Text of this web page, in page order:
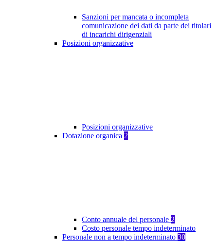
Sanzioni per mancata o incompleta
comunicazione dei dati da parte dei titolari
di incarichi dirigenziali
Posizioni organizzative
Posizioni organizzative
Dotazione organica 2
Conto annuale del personale 2
Costo personale tempo indeterminato
Personale non a tempo indeterminato 30